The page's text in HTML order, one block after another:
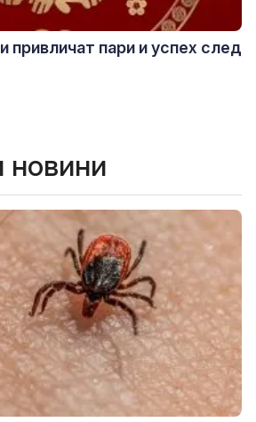
привличат пари и успех след
новини